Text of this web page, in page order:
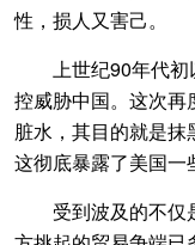
性，损人又害己。
上世纪90年代初
控威胁中国。这次
脏水，其目的就是抹
这彻底暴露了美国一
受到波及的不仅